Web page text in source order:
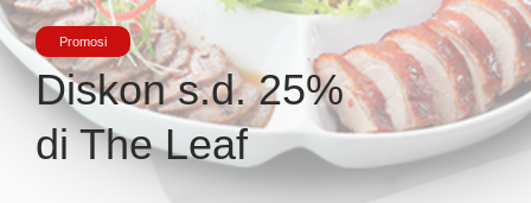
Promosi
Diskon s.d. 25%
di The Leaf